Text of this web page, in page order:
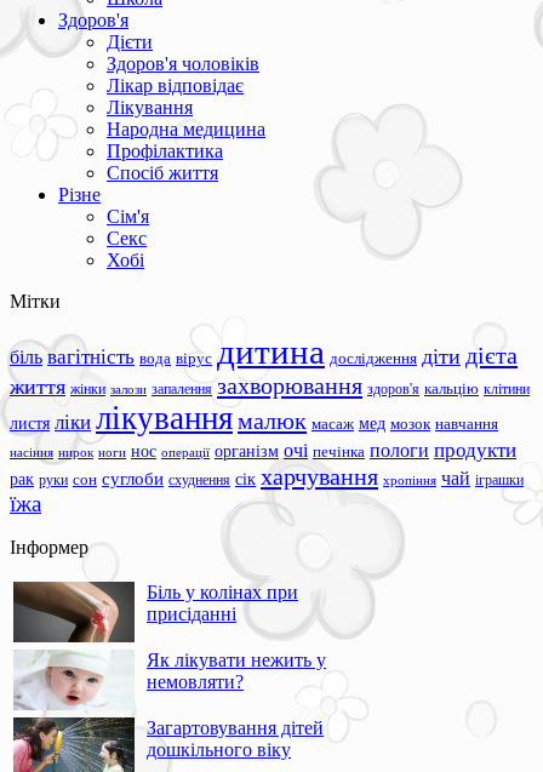
Здоров'я
Дієти
Здоров'я чоловіків
Лікар відповідає
Лікування
Народна медицина
Профілактика
Спосіб життя
Різне
Сім'я
Секс
Хобі
Мітки
біль вагітність вода вірус дитина дослідження діти дієта
життя жінки залози запалення захворювання здоров'я кальцію клітини
листя ліки лікуваннямалюк масаж мед мозок навчання
насіння нирок ноги нос операції організм очі печінка пологи продукти
рак руки сон суглоби схуднення сік харчування хропіння чай іграшки
їжа
Інформер
Біль у колінах при
присіданні
Як лікувати нежить у
немовляти?
Загартовування дітей
дошкільного віку